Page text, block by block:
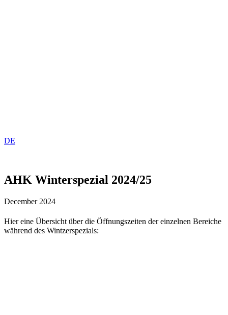
DE
AHK Winterspezial 2024/25
December 2024
Hier eine Übersicht über die Öffnungszeiten der einzelnen Bereiche
während des Wintzerspezials: